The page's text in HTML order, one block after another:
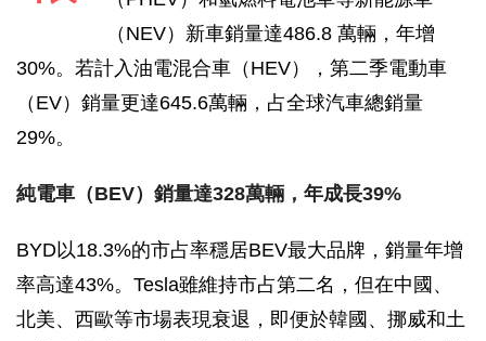
（NEV）新車銷量達486.8 萬輛，年增
30%。若計入油電混合車（HEV），第二季電動車
（EV）銷量更達645.6萬輛，占全球汽車總銷量
29%。
純電車（BEV）銷量達328萬輛，年成長39%
BYD以18.3%的市占率穩居BEV最大品牌，銷量年增
率高達43%。Tesla雖維持市占第二名，但在中國、
北美、西歐等市場表現衰退，即便於韓國、挪威和土